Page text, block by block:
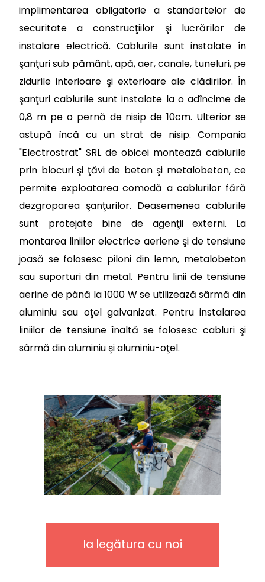
Ia legătura cu noi
implimentarea obligatorie a standartelor de
securitate a construcţiilor şi lucrărilor de
instalare electrică. Cablurile sunt instalate în
şanţuri sub pământ, apă, aer, canale, tuneluri, pe
zidurile interioare şi exterioare ale clădirilor. În
şanţuri cablurile sunt instalate la o adîncime de
0,8 m pe o pernă de nisip de 10cm. Ulterior se
astupă încă cu un strat de nisip. Compania
"Electrostrat" SRL de obicei montează cablurile
prin blocuri şi ţăvi de beton şi metalobeton, ce
permite exploatarea comodă a cablurilor fără
dezgroparea şanţurilor. Deasemenea cablurile
sunt protejate bine de agenţii externi. La
montarea liniilor electrice aeriene şi de tensiune
joasă se folosesc piloni din lemn, metalobeton
sau suporturi din metal. Pentru linii de tensiune
aerine de până la 1000 W se utilizează sârmă din
aluminiu sau oţel galvanizat. Pentru instalarea
liniilor de tensiune înaltă se folosesc cabluri şi
sârmă din aluminiu şi aluminiu-oţel.